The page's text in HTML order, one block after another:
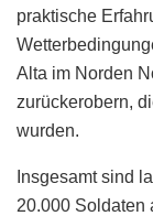
praktische
Alta im Norden
zurückerobern,
wurden.
Insgesamt sind
20.000 Soldaten